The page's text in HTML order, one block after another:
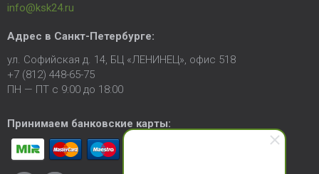
info@ksk24.ru
Адрес в Санкт-Петербурге:
ул. Софийская д. 14, БЦ «ЛЕНИНЕЦ», офис 518
+7 (812) 448-65-75
ПН — ПТ с 9:00 до 18:00
Принимаем банковские карты: